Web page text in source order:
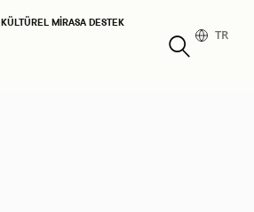
KÜLTÜREL MIRASA DESTEK
TR